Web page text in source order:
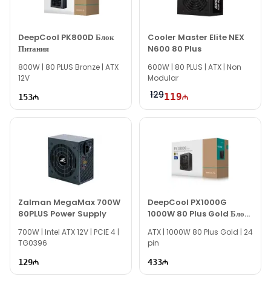
доступны каждый день с 10:00 до 19:00.
Power Supply наша онлайн-поддержка всегда готова
помочь.
В нерабочее время вы можете написать нам на email или
Спасибо за интерес к Texno Gallery!
DeepCool PK800D Блок
Питания
800W | 80 PLUS Bronze | ATX
12V
153
Cooler Master Elite NEX
N600 80 Plus
600W | 80 PLUS | ATX | Non
Modular
129119
Zalman MegaMax 700W
80PLUS Power Supply
700W | Intel ATX 12V | PCIE 4 |
TG0396
129
DeepCool PX1000G
1000W 80 Plus Gold Блок
Питания
ATX | 1000W 80 Plus Gold | 24
pin
433